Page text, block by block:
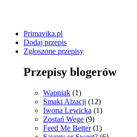
Primavika.pl
Dodaj przepis
Zgłoszone przepisy
Przepisy blogerów
Wapniak (1)
Smaki Alzacji (12)
Iwona Lewicka (1)
Zostań Wege (9)
Feed Me Better(1)